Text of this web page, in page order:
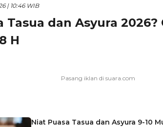
| 10:46 WIB
Tasua dan Asyura 2026?
H
Niat Puasa Tasua dan Asyura 9-10